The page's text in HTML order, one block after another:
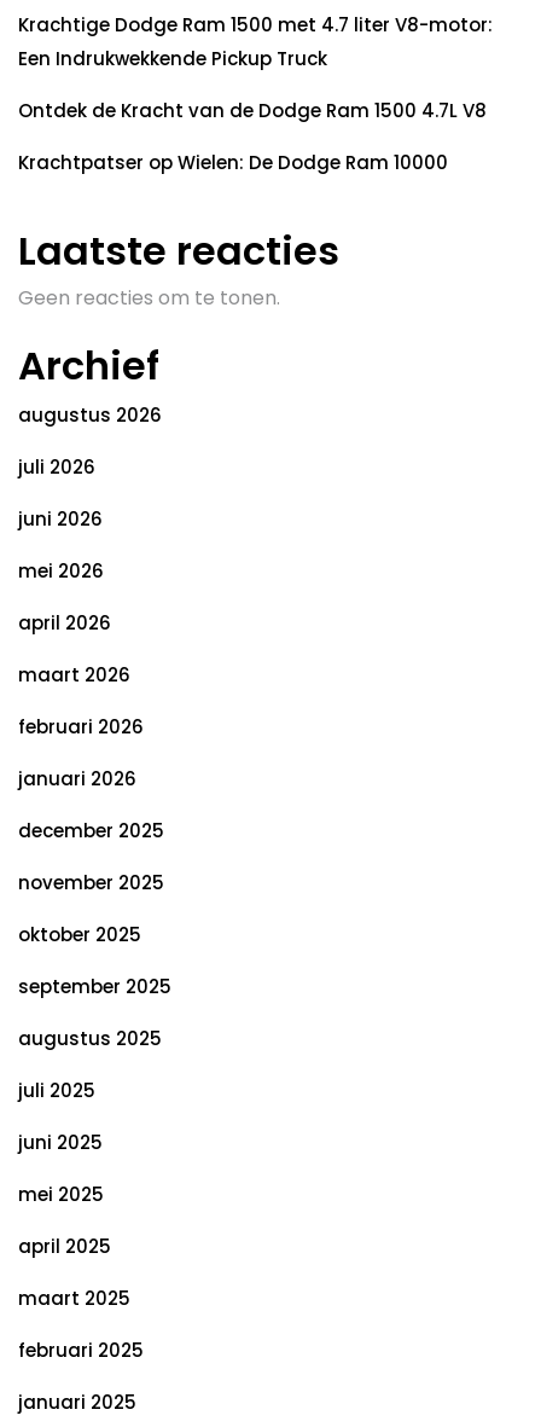
Krachtige Dodge Ram 1500 met 4.7 liter V8-motor:
Een Indrukwekkende Pickup Truck
Ontdek de Kracht van de Dodge Ram 1500 4.7L V8
Krachtpatser op Wielen: De Dodge Ram 10000
Laatste reacties
Geen reacties om te tonen.
Archief
augustus 2026
juli 2026
juni 2026
mei 2026
april 2026
maart 2026
februari 2026
januari 2026
december 2025
november 2025
oktober 2025
september 2025
augustus 2025
juli 2025
juni 2025
mei 2025
april 2025
maart 2025
februari 2025
januari 2025